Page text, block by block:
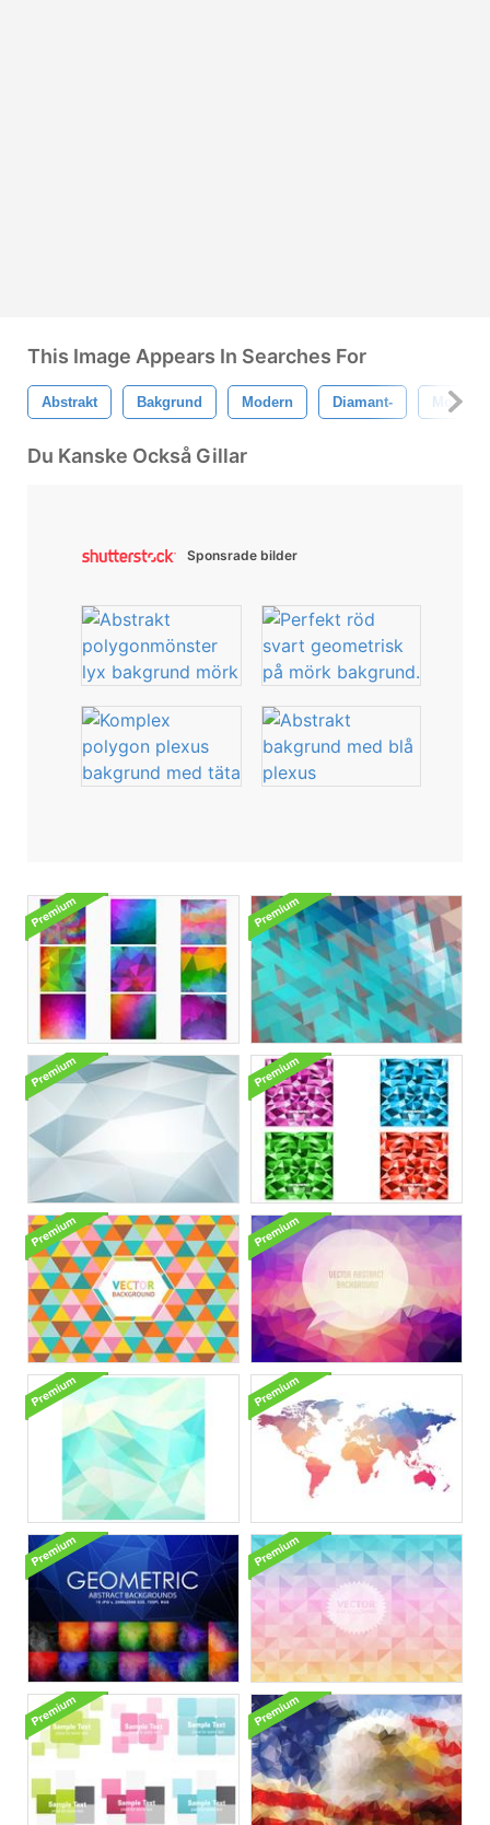
This Image Appears In Searches For
Abstrakt Bakgrund Modern Diamant- Mosaik-
Du Kanske Också Gillar
Sponsrade bilder